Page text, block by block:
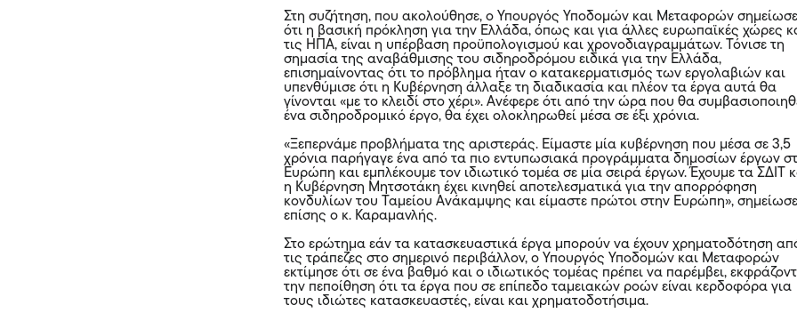
Στη συζήτηση, που ακολούθησε, ο Υπουργός Υποδομών και Μεταφορών σημείωσε
ότι η βασική πρόκληση για την Ελλάδα, όπως και για άλλες ευρωπαϊκές χώρες
τις ΗΠΑ, είναι η υπέρβαση προϋπολογισμού και χρονοδιαγραμμάτων. Τόνισε τη
σημασία της αναβάθμισης του σιδηροδρόμου ειδικά για την Ελλάδα,
επισημαίνοντας ότι το πρόβλημα ήταν ο κατακερματισμός των εργολαβιών και
υπενθύμισε ότι η Κυβέρνηση άλλαξε τη διαδικασία και πλέον τα έργα αυτά θα
γίνονται «με το κλειδί στο χέρι». Ανέφερε ότι από την ώρα που θα
ένα σιδηροδρομικό έργο, θα έχει ολοκληρωθεί μέσα σε έξι χρόνια.
«Ξεπερνάμε προβλήματα της αριστεράς. Είμαστε μία κυβέρνηση που μέσα σε 3,5
χρόνια παρήγαγε ένα από τα πιο εντυπωσιακά προγράμματα δημοσίων έργων
Ευρώπη και εμπλέκουμε τον ιδιωτικό τομέα σε μία σειρά έργων. Έχουμε τα ΣΔΙΤ
η Κυβέρνηση Μητσοτάκη έχει κινηθεί αποτελεσματικά για την απορρόφηση
κονδυλίων του Ταμείου Ανάκαμψης και είμαστε πρώτοι στην Ευρώπη», σημείωσε
επίσης ο κ. Καραμανλής.
Στο ερώτημα εάν τα κατασκευαστικά έργα μπορούν να έχουν χρηματοδότηση
τις τράπεζες στο σημερινό περιβάλλον, ο Υπουργός Υποδομών και Μεταφορών
εκτίμησε ότι σε ένα βαθμό και ο ιδιωτικός τομέας πρέπει να παρέμβει,
την πεποίθηση ότι τα έργα που σε επίπεδο ταμειακών ροών είναι κερδοφόρα για
τους ιδιώτες κατασκευαστές, είναι και χρηματοδοτήσιμα.